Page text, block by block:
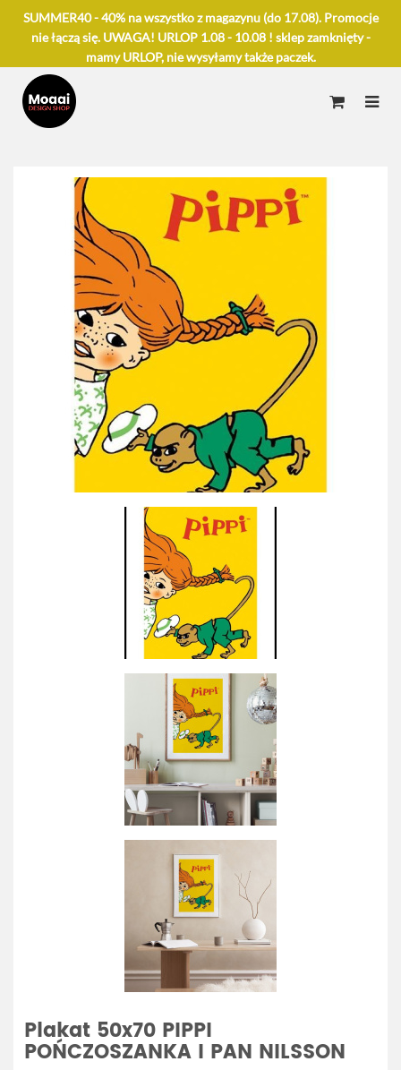
SUMMER40 - 40% na wszystko z magazynu (do 17.08). Promocje
nie łączą się. UWAGA! URLOP 1.08 - 10.08 ! sklep zamknięty -
mamy URLOP, nie wysyłamy także paczek.
Plakat 50x70 PIPPI
POŃCZOSZANKA I PAN NILSSON